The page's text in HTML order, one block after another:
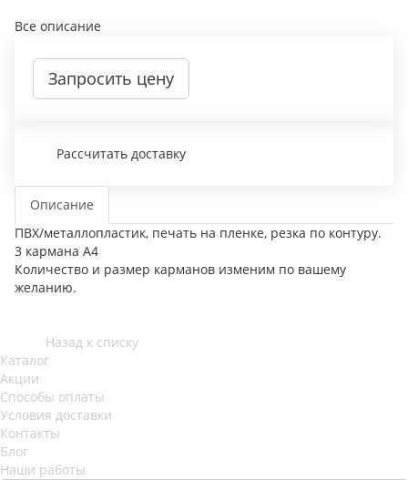
Все описание
Запросить цену
Рассчитать доставку
Описание
ПВХ/металлопластик, печать на пленке, резка по контуру.
3 кармана А4
Количество и размер карманов изменим по вашему
желанию.
Назад к списку
Каталог
Акции
Способы оплаты
Условия доставки
Контакты
Блог
Наши работы